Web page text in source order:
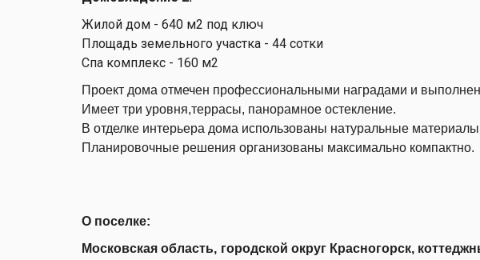
Жилой дом - 640 м2 под ключ
Площадь земельного участка - 44 сотки
Спа комплекс - 160 м2
Проект дома отмечен профессиональными наградами и
Имеет три уровня,террасы, панорамное остекление.
В отделке интерьера дома использованы натуральные
Планировочные решения организованы максимально компактно.
О поселке:
Московская область, городской округ Красногорск,